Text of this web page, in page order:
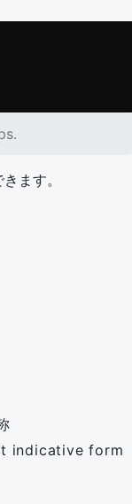
ます。
indicative form